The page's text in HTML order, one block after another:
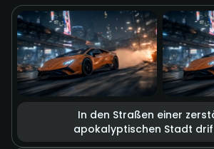
In den Straßen einer
apokalyptischen Stadt